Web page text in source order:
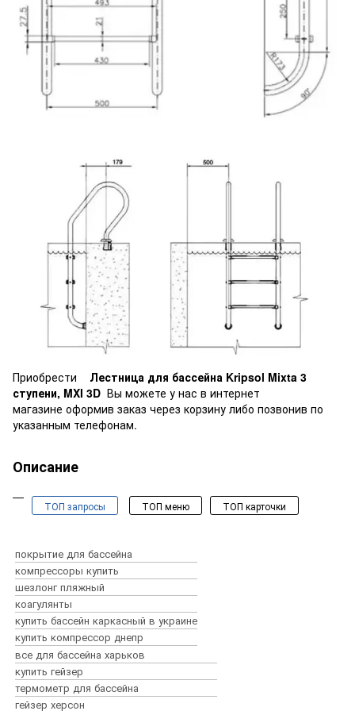
Приобрести
Лестница для бассейна Kripsol Mixta 3
ступени, MXI 3D Вы можете у нас в интернет
магазине оформив заказ через корзину либо позвонив по
указанным телефонам.
Описание
ТОП запросы ТОП меню ТОП карточки
Оборудование для бассейнов
Химия для бассейна
Пылесосы для бассейнов
Аксессуары для бассейнов
Все для строительства бассейнов
Закладные детали для бассейнов
купить бассейны
каркасный бассейн
сборный бассейн
надувной бассейн
оборудование для бассейна
теплообменник
тепловой насос
химия для бассейна
химия для бассейна без хлора
ph химия
альгициды
коагулянты
хлор для бассейна
пылесос для бассейна
робот пылесос для бассейна
ручной пылесос для бассейна
аксессуары для бассейна
покрытие для бассейна
душ для дачи
все для строительства бассейна
лайнер для бассейна
копинговый камень
масла для сауны
строительная смесь
закладные детали для бассейна
скиммер для бассейна
лестницы для бассейна
форсунки
донный слив для бассейна
переливная система
покрытие для бассейна
компрессоры купить
шезлонг пляжный
коагулянты
купить бассейн каркасный в украине
купить компрессор днепр
все для бассейна харьков
купить гейзер
термометр для бассейна
гейзер херсон